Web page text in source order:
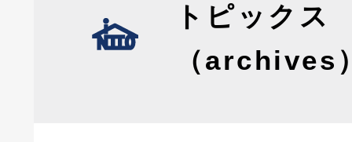
トピックス
（archives